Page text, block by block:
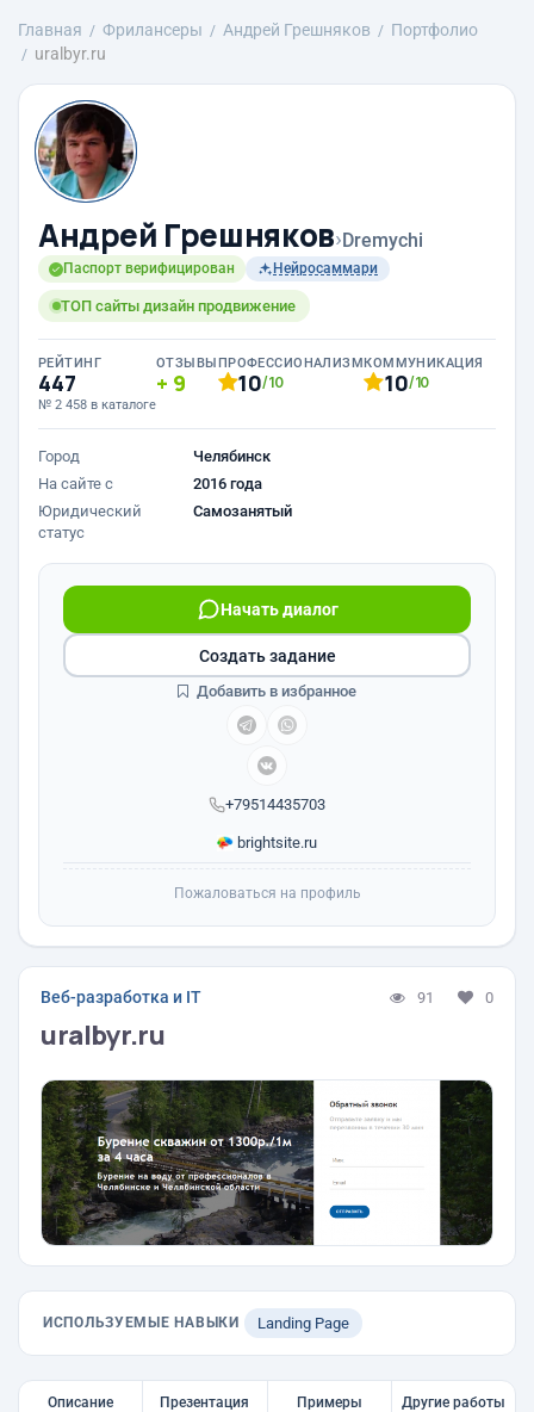
Главная Фрилансеры Андрей Грешняков
Портфолио
uralbyr.ru
Андрей Грешняков›Dremychi
Паспорт верифицирован Нейросаммари
ТОП сайты дизайн продвижение
РЕЙТИНГ
447
№ 2 458 в каталоге
ОТЗЫВЫ
9
ПРОФЕССИОНАЛИЗМ
10/10
КОММУНИКАЦИЯ
10/10
Город
Челябинск
На сайте с
2016 года
Юридический
статус
Самозанятый
+79514435703
Начать диалог
brightsite.ru
Создать задание
Добавить в избранное
Пожаловаться на профиль
Веб-разработка и IT 91 0
uralbyr.ru
ИСПОЛЬЗУЕМЫЕ НАВЫКИ Landing Page
Описание Презентация Примеры Другие работы